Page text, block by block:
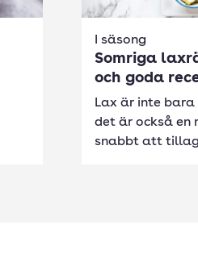
I säsong
Somriga
och goda
Lax är inte
det är också en
snabbt att